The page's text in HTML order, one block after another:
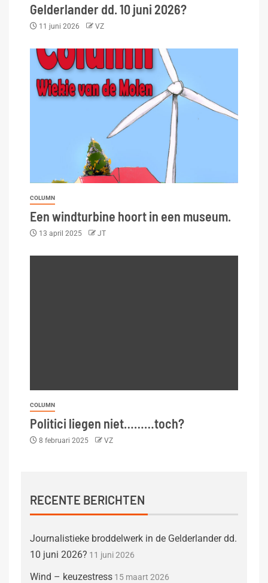
Gelderlander dd. 10 juni 2026?
11 juni 2026 VZ
COLUMN
Een windturbine hoort in een museum.
13 april 2025 JT
COLUMN
Politici liegen niet………toch?
8 februari 2025 VZ
RECENTE BERICHTEN
Journalistieke broddelwerk in de Gelderlander dd.
10 juni 2026? 11 juni 2026
Wind – keuzestress 15 maart 2026